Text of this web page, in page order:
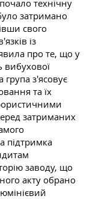
технічну
затримано
свого
із
про те, що у
вибухової
група з'ясовує
та їх
затриманих
підтримка
заводу, що
акту обрано